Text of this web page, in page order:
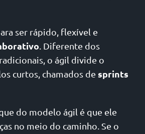
ser rápido, flexível e
. Diferente dos
o ágil divide o
curtos, chamados de sprints
do modelo ágil é que ele
no meio do caminho. Se o